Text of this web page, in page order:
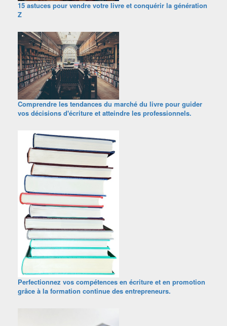
15 astuces pour vendre votre livre et conquérir la génération
Z
Comprendre les tendances du marché du livre pour guider
vos décisions d'écriture et atteindre les professionnels.
Perfectionnez vos compétences en écriture et en promotion
grâce à la formation continue des entrepreneurs.